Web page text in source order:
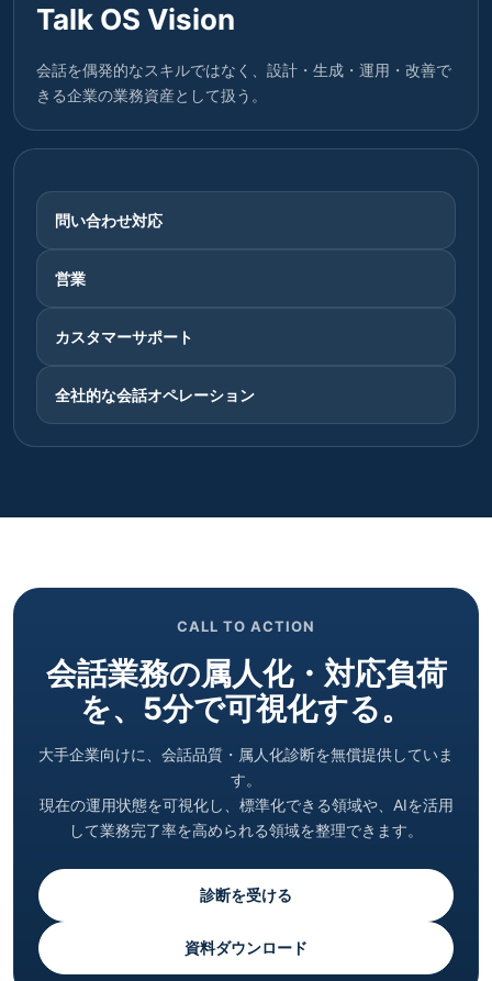
Talk OS Vision
会話を偶発的なスキルではなく、設計・生成・運用・改善で
きる企業の業務資産として扱う。
問い合わせ対応
営業
カスタマーサポート
全社的な会話オペレーション
CALL TO ACTION
会話業務の属人化・対応負荷
を、5分で可視化する。
大手企業向けに、会話品質・属人化診断を無償提供していま
す。
現在の運用状態を可視化し、標準化できる領域や、AIを活用
して業務完了率を高められる領域を整理できます。
診断を受ける
資料ダウンロード